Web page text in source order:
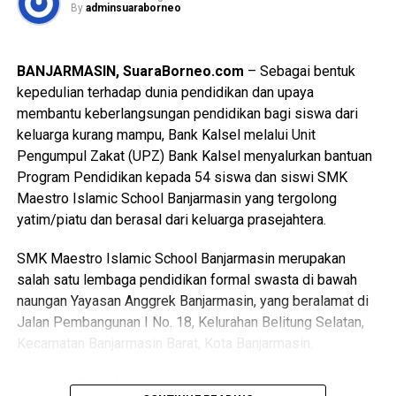
Unit Pembangkit 2 bisa ditepati, bahkan diupayakan lebih
Kalsel benar-benar kembali stabil dan tidak ada lagi mati
listrik. [ad/sb]
Views: 20
Bagikan ke
WhatsApp 0 Facebook 0
Messenger 0 Twitter/X 0
“Peresmian Masjid Syekh Muhammad Arsyad Al-Banjari
menjadi agenda istimewa dalam rangkaian peringatan
“Tempat ibadah megah tersebut siap difungsikan langsung
untuk pelaksanaan salat Jumat berjemaah setelah
diresmikan hari Kamis, “ ucapnya.
“Kehadiran ikon religi baru ini sekaligus menambah
destinasi wisata spiritual bagi masyarakat di kawasan
perkantoran pemerintah, “ jelasnya.
Langkah tersebut membuktikan komitmen pemerintah
dalam merawat nilai keagamaan dan kebudayaan daerah.
Pada sektor ekonomi rakyat turut digenjot melalui gelaran
Kalsel Expo dengan memprioritaskan lapak bagi pelaku
Produk halal khas daerah bakal dipajang untuk memicu
By adminsuaraborneo
BANJARMASIN, SuaraBorneo.com – Sebagai bentuk
kepedulian terhadap dunia pendidikan dan upaya
membantu keberlangsungan pendidikan bagi siswa dari
keluarga kurang mampu, Bank Kalsel melalui Unit
Pengumpul Zakat (UPZ) Bank Kalsel menyalurkan bantuan
Program Pendidikan kepada 54 siswa dan siswi SMK
Maestro Islamic School Banjarmasin yang tergolong
yatim/piatu dan berasal dari keluarga prasejahtera.
SMK Maestro Islamic School Banjarmasin merupakan
salah satu lembaga pendidikan formal swasta di bawah
naungan Yayasan Anggrek Banjarmasin, yang beralamat di
Jalan Pembangunan I No. 18, Kelurahan Belitung Selatan,
Kecamatan Banjarmasin Barat, Kota Banjarmasin.
“Saat ini, SMK Maestro Islamic School Banjarmasin